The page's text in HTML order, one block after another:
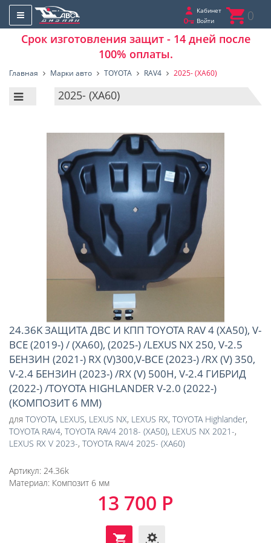
Кабинет
Войти
0
Срок изготовления защит - 14 дней после
100% оплаты.
Главная Марки авто TOYOTA RAV4 2025- (XA60)
2025- (XA60)
24.36K ЗАЩИТА ДВС И КПП TOYOTA RAV 4 (XA50), V-
ВСЕ (2019-) / (XA60), (2025-) /LEXUS NX 250, V-2.5
БЕНЗИН (2021-) RX (V)300,V-ВСЕ (2023-) /RX (V) 350,
V-2.4 БЕНЗИН (2023-) /RX (V) 500H, V-2.4 ГИБРИД
(2022-) /TOYOTA HIGHLANDER V-2.0 (2022-)
(КОМПОЗИТ 6 ММ)
для TOYOTA, LEXUS, LEXUS NX, LEXUS RX, TOYOTA Highlander,
TOYOTA RAV4, TOYOTA RAV4 2018- (XA50), LEXUS NX 2021-,
LEXUS RX V 2023-, TOYOTA RAV4 2025- (XA60)
Артикул: 24.36k
Материал: Композит 6 мм
13 700 Р